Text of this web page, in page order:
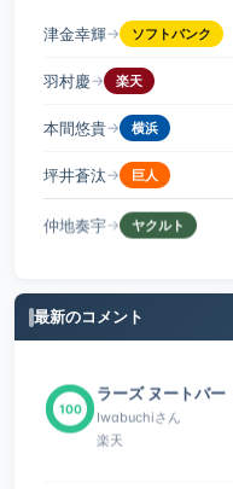
津金幸輝→ ソフトバンク
羽村慶→ 楽天
本間悠貴→ 横浜
坪井蒼汰→ 巨人
仲地奏宇 → ヤクルト
最新のコメント
100
ラーズ ヌートバー
Iwabuchiさん
楽天